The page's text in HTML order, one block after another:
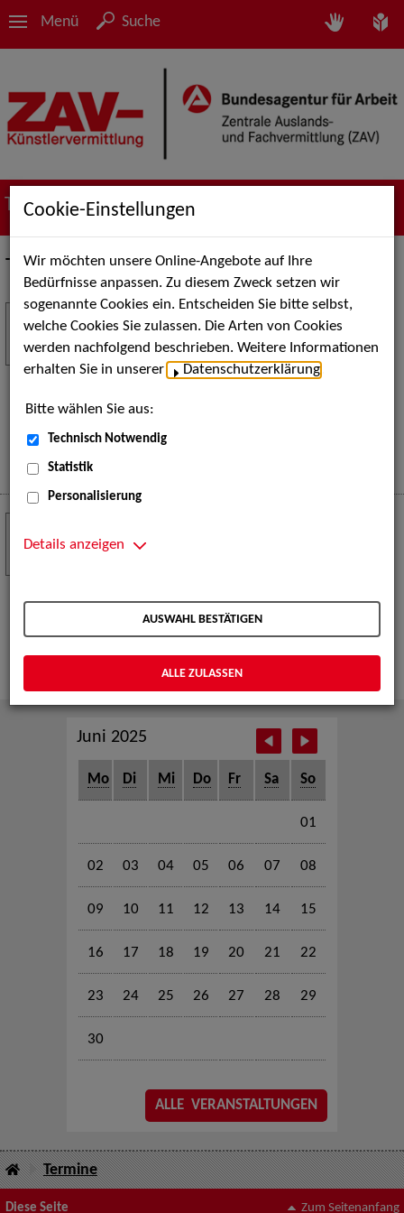
Menü Suche
Termine
Termine
Stuttgart Street Art
Kunst, Live-Acts und Aktionen für Kinder und
Familien. Die Stuttgart Street Art verwandelt den
eine große Open-Air-Bühne voller Akrobatik, Tanz,
Musik und beeindruckender Live-Performances.
Mehr
18
JUL
Serienfestival Weimar
TeleVisionale – Film- und Serienfestival in Weimar
und Eventpartnerin des Crew Call Weimar.
Mehr
NOV
Juni 2025
Mo Di Mi Do Fr Sa So
01
02 03 04 05 06 07 08
09 10 11 12 13 14 15
16 17 18 19 20 21 22
23 24 25 26 27 28 29
30
ALLE VERANSTALTUNGEN
Termine
Diese Seite Zum Seitenanfang
Cookie-Einstellungen
Wir möchten unsere Online-Angebote auf Ihre
Bedürfnisse anpassen. Zu diesem Zweck setzen wir
sogenannte Cookies ein. Entscheiden Sie bitte selbst,
welche Cookies Sie zulassen. Die Arten von Cookies
werden nachfolgend beschrieben. Weitere Informationen
erhalten Sie in unserer
Datenschutzerklärung
Bitte wählen Sie aus:
Technisch Notwendig
Statistik
Personalisierung
Details anzeigen
AUSWAHL BESTÄTIGEN
ALLE ZULASSEN